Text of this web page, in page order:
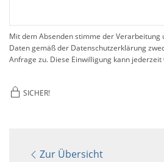
Mit dem Absenden stimme der Verarbeitung
Daten gemäß der Datenschutzerklärung
Anfrage zu. Diese Einwilligung kann
SICHER!
Zur Übersicht